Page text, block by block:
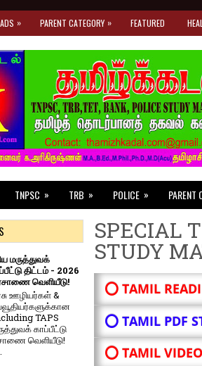
» PARENT CATEGORY » FEATURED
TNPSC » TRB » POLICE » PARENT
SPECIAL
STUDY
⭕ TAMIL
⭕ TAMIL PDF
⭕ TAMIL
மருத்துவக்
திட்டம் - 2026
வெளியீடு!
ஊழியர்கள் &
TAPS
காப்பீட்டு
வெளியீடு!